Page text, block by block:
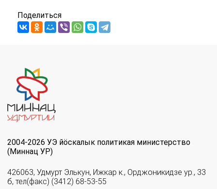
Поделиться
2004-2026 УЭ йöскалык политикая министерство
(Миннац УР)
426063, Удмурт Элькун, Ижкар к., Орджоникидзе ур., 33
б, тел(факс) (3412) 68-53-55